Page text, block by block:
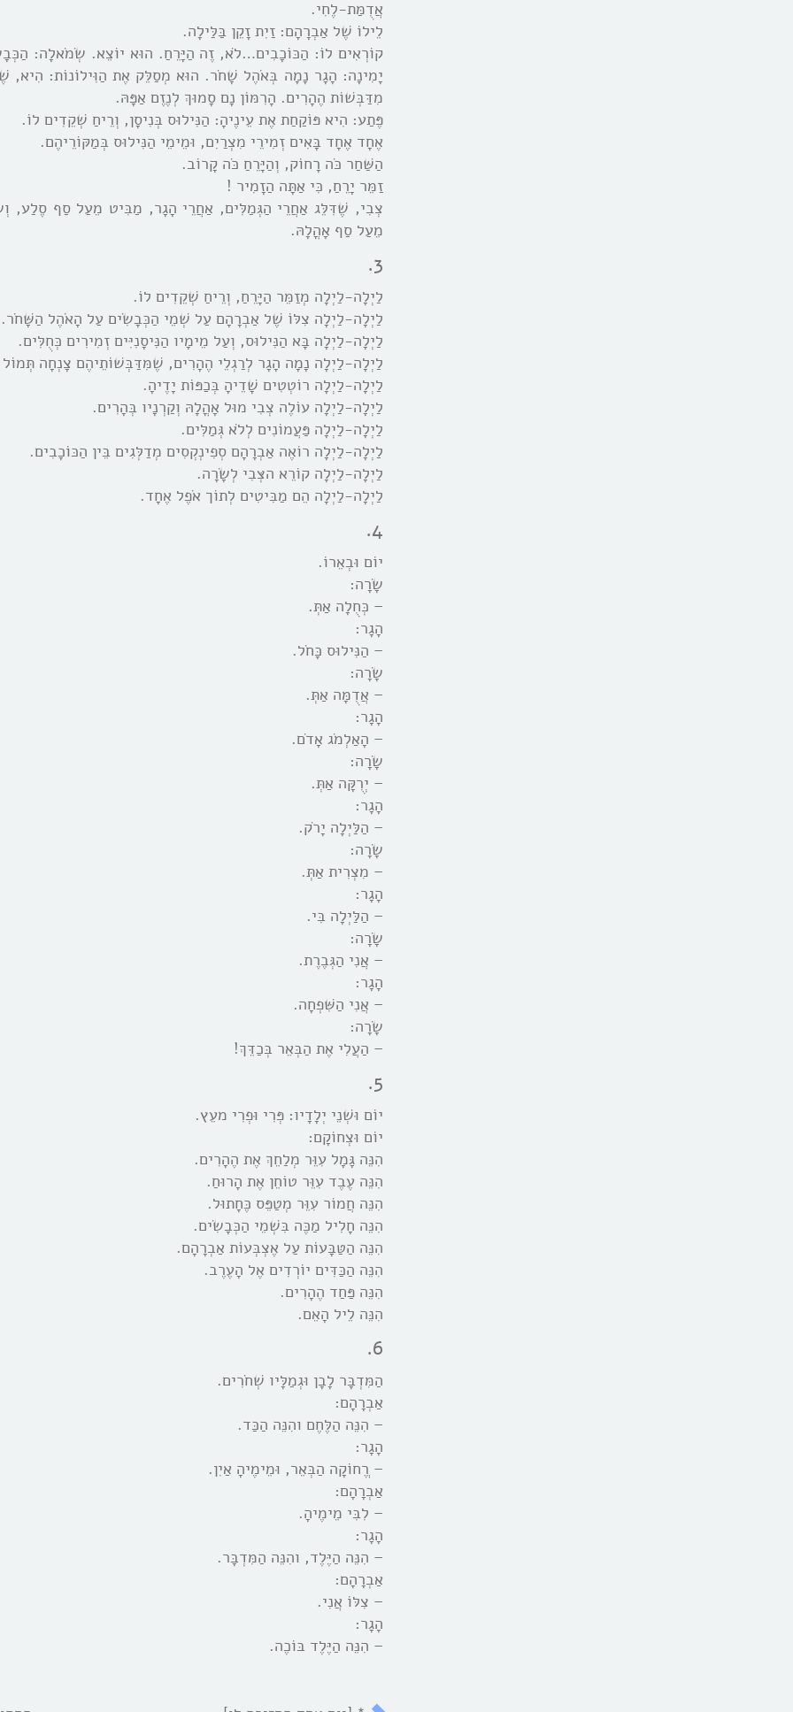
אֲדֻמַּת-לֶחִי.
לֵילוֹ שֶׁל אַבְרָהָם: זַיִת זָקֵן בַּלַּילָה.
קוֹרְאִים לוֹ: הַכּוֹכָבִים…לֹא, זֶה הַיָּרֵחַ. הוּא יוֹצֵא. שְֹמֹאלָה:
יָמִינָה: הָגָר נָמָה בְּאֹהֶל שָׁחֹר. הוּא מְסַלֵּק אֶת הַוִּילוֹנוֹת: הִיא,
מִדַּבְּשׁוֹת הֶהָרִים. הָרִמּוֹן נָם סָמוּךְ לְנֶזֶם אַפָּהּ.
פֶּתַע: הִיא פּוֹקַחַת אֶת עֵינֶיהָ: הַנִּילוּס בְּנִיסָן, וְרֵיחַ שְׁקֵדִים לוֹ.
אֶחָד אֶחָד בָּאִים זְמִירֵי מִצְרַיִם, וּמֵימֵי הַנִּילוּס בְּמַקּוֹרֵיהֶם.
הַשַּׁחַר כֹּה רָחוֹק, וְהַיָּרֵחַ כֹּה קָרוֹב.
זַמֵּר יָרֵחַ, כִּי אַתָּה הַזָמִיר !
צְבִי, שֶׁדִּלֵּג אַחֲרֵי הַגְּמַלִּים, אַחֲרֵי הָגָר, מַבִּיט מֵעַל סַף סֶלַע,
מֵעַל סַף אָהֳלָהּ.
3.
לַיְלָה-לַיְלָה מְזַמֵּר הַיָּרֵחַ, וְרֵיחַ שְׁקֵדִים לוֹ.
לַיְלָה-לַיְלָה צִלּוֹ שֶׁל אַבְרָהָם עַל שְׁמֵי הַכְּבָשִֹים עַל הָאֹהֶל הַשָּׁחֹר.
לַיְלָה-לַיְלָה בָּא הַנִּילוּס, וְעַל מֵימָיו הַנִּיסָנִיִּים זְמִירִים כְּחֻלִּים.
לַיְלָה-לַיְלָה נָמָה הָגָר לְרַגְלֵי הֶהָרִים, שֶׁמִּדַּבְּשׁוֹתֵיהֶם צָנְחָה תְּמוֹל
לַיְלָה-לַיְלָה רוֹטְטִים שָׁדֵיהָ בְּכַפּוֹת יָדֶיהָ.
לַיְלָה-לַיְלָה עוֹלֶה צְבִי מוּל אָהֳלָהּ וְקַרְנָיו בְּהָרִים.
לַיְלָה-לַיְלָה פַּעֲמוֹנִים לְלֹא גְּמַלִּים.
לַיְלָה-לַיְלָה רוֹאֶה אַבְרָהָם סְפִינְקְסִים מְדַלְּגִים בֵּין הַכּוֹכָבִים.
לַיְלָה-לַיְלָה קוֹרֵא הצְּבִי לְשָֹרָה.
לַיְלָה-לַיְלָה הֵם מַבִּיטִים לְתוֹך אֹפֶל אֶחָד.
4.
יוֹם וּבְאֵרוֹ.
שָֹרָה:
– כְּחֻלָה אַתְּ.
הָגָר:
– הַנִּילוּס כָּחֹל.
שָֹרָה:
– אֲדֻמָּה אַתְּ.
הָגָר:
– הָאַלְמֹג אָדֹם.
שָֹרָה:
– יְרֻקָּה אַתְּ.
הָגָר:
– הַלַּיְלָה יָרֹק.
שָֹרָה:
– מִצְרִית אַתְּ.
הָגָר:
– הַלַּיְלָה בִּי.
שָֹרָה:
– אֲנִי הַגְּבֶרֶת.
הָגָר:
– אֲנִי הַשִּׁפְחָה.
שָֹרָה:
– הַעֲלִי אֶת הַבְּאֵר בְּכַדֵּךְ!
5.
יוֹם וּשְׁנֵי יְלָדָיו: פְּרִי וּפְרִי מעֵץ.
יוֹם וּצְחוֹקָם:
הִנֵּה גָּמָל עִוֵּר מְלַחֵךְ אֶת הֶהָרִים.
הִנֵּה עֶבֶד עִוֵּר טוֹחֵן אֶת הָרוּחַ.
הִנֵּה חֲמוֹר עִוֵּר מְטַפֵּס כֶּחָתוּל.
הִנֵּה חָלִיל מַכֶּה בִּשְׁמֵי הַכְּבָשִֹים.
הִנֵּה הַטַּבָּעוֹת עַל אֶצְבְּעוֹת אַבְרָהָם.
הִנֵּה הַכַּדִּים יוֹרְדִים אֶל הָעֶרֶב.
הִנֵּה פַּחַד הֶהָרִים.
הִנֵּה לֵיל הָאֵם.
6.
הַמִּדְבָּר לָבָן וּגְמַלָּיו שְׁחֹרִים.
אַבְרָהָם:
– הִנֵּה הַלֶּחֶם והִנֵּה הַכַּד.
הָגָר:
– רֱחוֹקָה הַבְּאֵר, וּמֵימֶיהָ אַיִן.
אַבְרָהָם:
– לִבִּי מֵימֶיהָ.
הָגָר:
– הִנֵּה הַיֶּלֶד, והִנֵּה הַמִּדְבָּר.
אַבְרָהָם:
– צִלּוֹ אֲנִי.
הָגָר:
– הִנֵּה הַיֶּלֶד בּוֹכֶה.